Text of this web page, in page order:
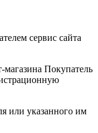
сервис сайта
магазина Покупатель
или указанного им